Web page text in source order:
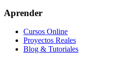
Aprender
Cursos Online
Proyectos Reales
Blog & Tutoriales